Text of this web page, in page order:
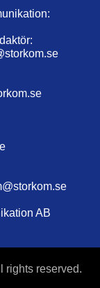
AB
rights reserved.